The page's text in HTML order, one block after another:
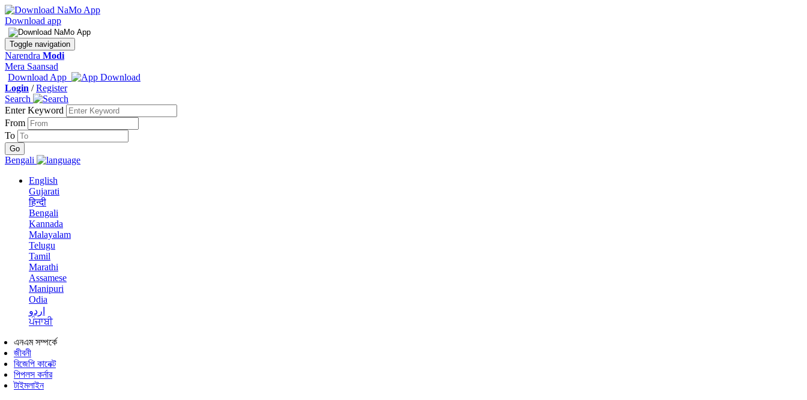
Download app
Toggle navigation
Narendra Modi
Mera Saansad
Download App
Login /Register
Search
Enter Keyword
From
To
Bengali
English
Gujarati
हिन्दी
Bengali
Kannada
Malayalam
Telugu
Tamil
Marathi
Assamese
Manipuri
Odia
اردو
ਪੰਜਾਬੀ
এনএম সম্পর্কে
জীবনী
বিজেপি কানেক্ট
পিপলস কর্নার
টাইমলাইন